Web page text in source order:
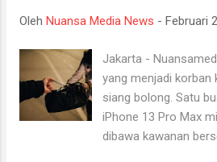
Selatan, Solok
Sumbar hujan di
Padang, Padang
Malintang, Simpang
Sedangkan pada dini
akan berawan
Oleh Nuansa Media News - Februari
Jakarta -
yang menjadi korban
siang bolong. Satu
iPhone 13 Pro Max
dibawa kawanan